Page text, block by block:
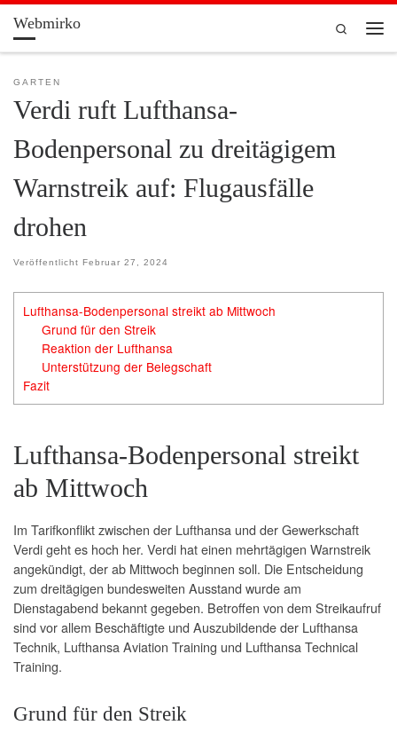
Zum Inhalt springen
Webmirko
Search
GARTEN
Verdi ruft Lufthansa-
Bodenpersonal zu dreitägigem
Warnstreik auf: Flugausfälle
drohen
Veröffentlicht Februar 27, 2024
Lufthansa-Bodenpersonal streikt ab Mittwoch
Grund für den Streik
Reaktion der Lufthansa
Unterstützung der Belegschaft
Fazit
Lufthansa-Bodenpersonal streikt
ab Mittwoch
Im Tarifkonflikt zwischen der Lufthansa und der Gewerkschaft
Verdi geht es hoch her. Verdi hat einen mehrtägigen Warnstreik
angekündigt, der ab Mittwoch beginnen soll. Die Entscheidung
zum dreitägigen bundesweiten Ausstand wurde am
Dienstagabend bekannt gegeben. Betroffen von dem Streikaufruf
sind vor allem Beschäftigte und Auszubildende der Lufthansa
Technik, Lufthansa Aviation Training und Lufthansa Technical
Training.
Grund für den Streik